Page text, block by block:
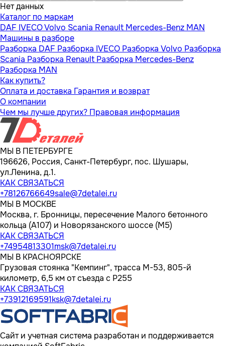
Нет данных
Каталог по маркам
DAF IVECOVolvo Scania Renault Mercedes-Benz MAN
Машины в разборе
Разборка DAF Разборка IVECO Разборка Volvo Разборка
Scania Разборка Renault Разборка Mercedes-Benz
Разборка MAN
Как купить?
Оплата и доставка Гарантия и возврат
О компании
Чем мы лучше других? Правовая информация
МЫ В ПЕТЕРБУРГЕ
196626, Россия, Санкт-Петербург, пос. Шушары,
ул.Ленина, д.1.
КАК СВЯЗАТЬСЯ
+78126766649sale@7detalei.ru
МЫ В МОСКВЕ
Москва, г. Бронницы, пересечение Малого бетонного
кольца (А107) и Новорязанского шоссе (М5)
КАК СВЯЗАТЬСЯ
+74954813301msk@7detalei.ru
МЫ В КРАСНОЯРСКЕ
Грузовая стоянка "Кемпинг", трасса M-53, 805-й
километр, 6,5 км от съезда с Р255
КАК СВЯЗАТЬСЯ
+73912169591ksk@7detalei.ru
Сайт и учетная система разработан и поддерживается